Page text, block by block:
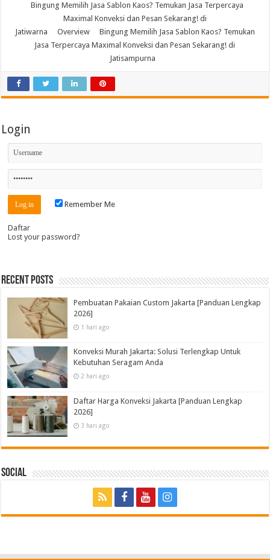
Bingung Memilih Jasa Sablon Kaos? Temukan Jasa Terpercaya
Maximal Konveksi dan Pesan Sekarang! di
Jatiwarna
Overview
Bingung Memilih Jasa Sablon Kaos? Temukan
Jasa Terpercaya Maximal Konveksi dan Pesan Sekarang! di
Jatisampurna
Login
Remember Me
Daftar
Lost your password?
Recent Posts
Pembuatan Pakaian Custom Jakarta [Panduan Lengkap
2026]
1 hari ago
Konveksi Murah Jakarta: Solusi Terlengkap Untuk
Kebutuhan Seragam Anda
2 hari ago
Daftar Harga Konveksi Jakarta [Panduan Lengkap
2026]
3 hari ago
Social